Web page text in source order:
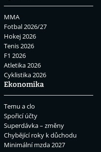
MMA
Fotbal 2026/27
Hokej 2026
Tenis 2026
F1 2026
Atletika 2026
Cyklistika 2026
Ekonomika
Temu a clo
Spořicí účty
Superdávka – změny
Chybějící roky k důchodu
Minimální mzda 2027